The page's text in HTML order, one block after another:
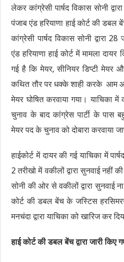
लेकर कांग्रेसी पार्षद विकास सोनी
पंजाब एंड हरियाणा हाई कोर्ट की डबल
कांग्रेसी पार्षद विकास सोनी द्वारा
एंड हरियाणा हाई कोर्ट में मामला
गई है कि मेयर, सीनियर डिप्टी मेयर
कथित तौर पर धक्के शाही करके आम
मेयर घोषित करवाया गया। याचिका
चुनाव के बाद कांग्रेस पार्टी के
मेयर पद के चुनाव को दोबारा करवाया
हाईकोर्ट में दायर की गई याचिका में
2 तरीखो में वकीलों द्वारा सुनवाई नहीं
सोनी की ओर से वकीलों द्वारा सुनवाई
कोर्ट की डबल बेंच के जस्टिस
मनचंदा द्वारा याचिका को खारिज कर
हाई कोर्ट की डबल बेंच द्वारा जारी किए